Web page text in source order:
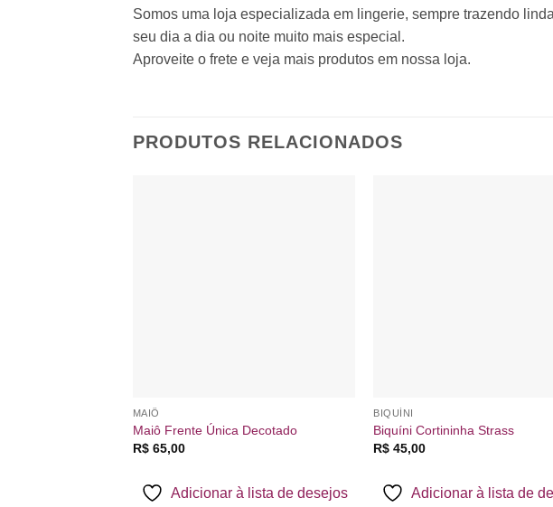
Somos uma loja especializada em lingerie, sempre trazendo
seu dia a dia ou noite muito mais especial.
Aproveite o frete e veja mais produtos em nossa loja.
PRODUTOS RELACIONADOS
MAIÔ
Maiô Frente Única Decotado
R$65,00
Adicionar à lista de desejos
BIQUÍNI
Biquíni Cortininha Strass
R$ 45,00
Adicionar à lista de